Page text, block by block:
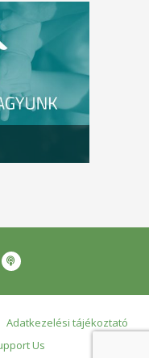
Adatkezelési tájékoztató
Us